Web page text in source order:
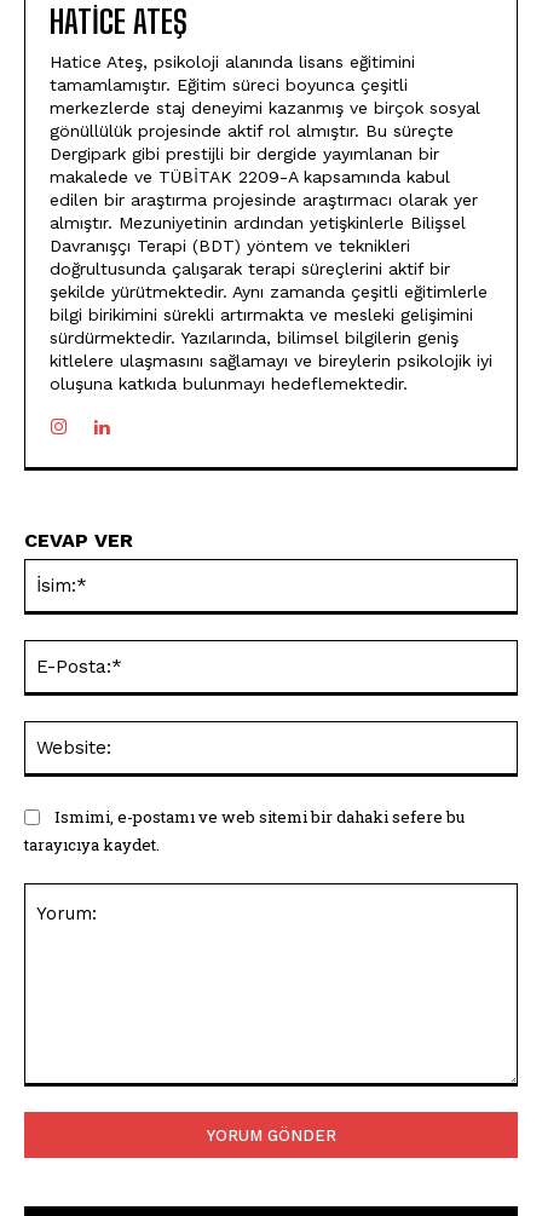
HATICE ATEŞ
Hatice Ateş, psikoloji alanında lisans eğitimini
tamamlamıştır. Eğitim süreci boyunca çeşitli
merkezlerde staj deneyimi kazanmış ve birçok sosyal
gönüllülük projesinde aktif rol almıştır. Bu süreçte
Dergipark gibi prestijli bir dergide yayımlanan bir
makalede ve TÜBİTAK 2209-A kapsamında kabul
edilen bir araştırma projesinde araştırmacı olarak yer
almıştır. Mezuniyetinin ardından yetişkinlerle Bilişsel
Davranışçı Terapi (BDT) yöntem ve teknikleri
doğrultusunda çalışarak terapi süreçlerini aktif bir
şekilde yürütmektedir. Aynı zamanda çeşitli eğitimlerle
bilgi birikimini sürekli artırmakta ve mesleki gelişimini
sürdürmektedir. Yazılarında, bilimsel bilgilerin geniş
kitlelere ulaşmasını sağlamayı ve bireylerin psikolojik iyi
oluşuna katkıda bulunmayı hedeflemektedir.
CEVAP VER
Ismimi, e-postamı ve web sitemi bir dahaki sefere bu
tarayıcıya kaydet.